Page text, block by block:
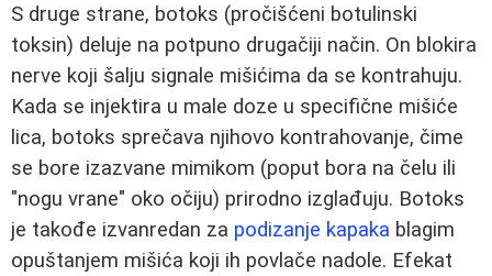
S druge strane, botoks (pročišćeni botulinski
toksin) deluje na potpuno drugačiji način. On blokira
nerve koji šalju signale mišićima da se kontrahuju.
Kada se injektira u male doze u specifične mišiće
lica, botoks sprečava njihovo kontrahovanje, čime
se bore izazvane mimikom (poput bora na čelu ili
"nogu vrane" oko očiju) prirodno izglađuju. Botoks
je takođe izvanredan za podizanje kapaka blagim
opuštanjem mišića koji ih povlače nadole. Efekat